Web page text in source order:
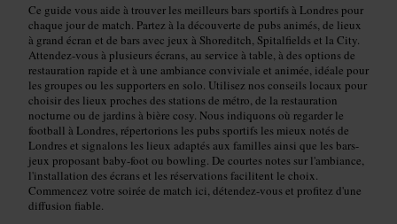
Ce guide vous aide à trouver les meilleurs bars sportifs à Londres pour
chaque jour de match. Partez à la découverte de pubs animés, de lieux
à grand écran et de bars avec jeux à Shoreditch, Spitalfields et la City.
Attendez-vous à plusieurs écrans, au service à table, à des options de
restauration rapide et à une ambiance conviviale et animée, idéale pour
les groupes ou les supporters en solo. Utilisez nos conseils locaux pour
choisir des lieux proches des stations de métro, de la restauration
nocturne ou de jardins à bière cosy. Nous indiquons où regarder le
football à Londres, répertorions les pubs sportifs les mieux notés de
Londres et signalons les lieux adaptés aux familles ainsi que les bars-
jeux proposant baby-foot ou bowling. De courtes notes sur l'ambiance,
l'installation des écrans et les réservations facilitent le choix.
Commencez votre soirée de match ici, détendez-vous et profitez d'une
diffusion fiable.